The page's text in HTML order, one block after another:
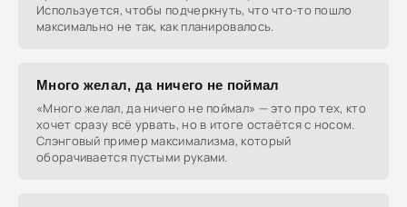
Используется, чтобы подчеркнуть, что что-то пошло
максимально не так, как планировалось.
Много желал, да ничего не поймал
«Много желал, да ничего не поймал» — это про тех, кто
хочет сразу всё урвать, но в итоге остаётся с носом.
Слэнговый пример максимализма, который
оборачивается пустыми руками.